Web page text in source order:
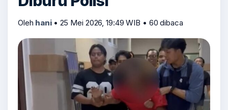
Oleh hani • 25 Mei 2026, 19:49 WIB • 60 dibaca